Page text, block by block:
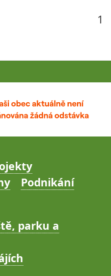
1
Podnikání
parku a